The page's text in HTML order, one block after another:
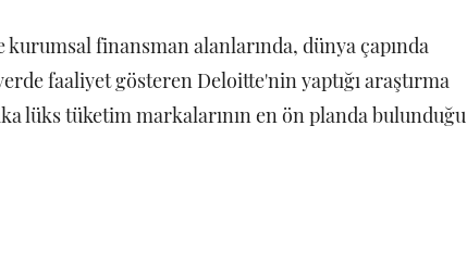
kurumsal finansman alanlarında, dünya çapında
faaliyet gösteren Deloitte'nin yaptığı araştırma
lüks tüketim markalarının en ön planda bulunduğu